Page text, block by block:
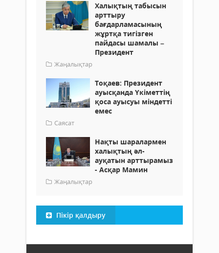
Халықтың табысын
арттыру
бағдарламасының
жұртқа тигізген
пайдасы шамалы –
Президент
Жаңалықтар
Тоқаев: Президент
ауысқанда Үкіметтің
қоса ауысуы міндетті
емес
Саясат
Нақты шаралармен
халықтың әл-
ауқатын арттырамыз
- Асқар Мамин
Жаңалықтар
Пікір қалдыру